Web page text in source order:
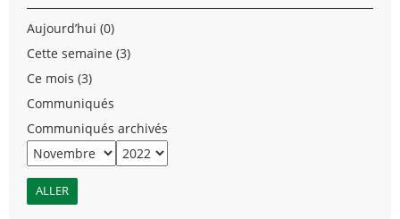
Aujourd’hui (0)
Cette semaine (3)
Ce mois (3)
Communiqués
Communiqués archivés